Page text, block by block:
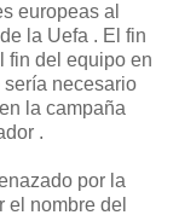
europeas al
la Uefa . El fin
fin del equipo en
sería necesario
la campaña
.
por la
el nombre del